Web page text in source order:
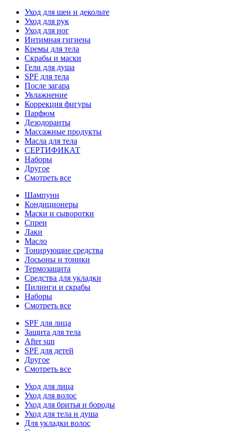
Уход для шеи и декольте
Уход для рук
Уход для ног
Интимная гигиена
Кремы для тела
Скрабы и маски
Гели для душа
SPF для тела
После загара
Увлажнение
Коррекция фигуры
Парфюм
Дезодоранты
Массажные продукты
Масла для тела
СЕРТИФИКАТ
Наборы
Другое
Смотреть все
Шампуни
Кондиционеры
Маски и сыворотки
Спреи
Лаки
Масло
Тонирующие средства
Лосьоны и тоники
Термозащита
Средства для укладки
Пилинги и скрабы
Наборы
Смотреть все
SPF для лица
Защита для тела
After sun
SPF для детей
Другое
Смотреть все
Уход для лица
Уход для волос
Уход для бритья и бороды
Уход для тела и душа
Для укладки волос